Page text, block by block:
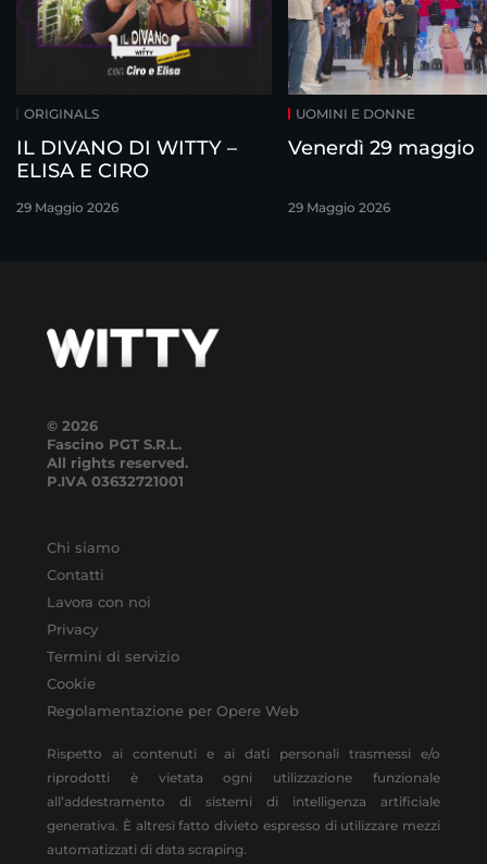
ORIGINALS
IL DIVANO DI WITTY –
ELISA E CIRO
29 Maggio 2026
UOMINI E DONNE
Venerdì 29 maggio
29 Maggio 2026
© 2026
Fascino PGT S.R.L.
All rights reserved.
P.IVA 03632721001
Chi siamo
Contatti
Lavora con noi
Privacy
Termini di servizio
Cookie
Regolamentazione per Opere Web
Rispetto ai contenuti e ai dati personali trasmessi e/o
riprodotti è vietata ogni utilizzazione funzionale
all’addestramento di sistemi di intelligenza artificiale
generativa. È altresì fatto divieto espresso di utilizzare mezzi
automatizzati di data scraping.